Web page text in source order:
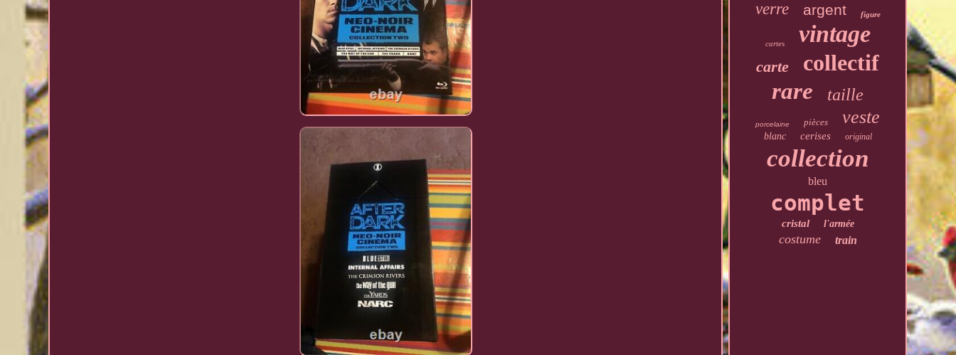
verre argent figure
cartes vintage
carte
collectif
rare
taille
porcelaine pièces veste
blanc cerises original
collection
bleu
complet
cristal l'armée
costume train